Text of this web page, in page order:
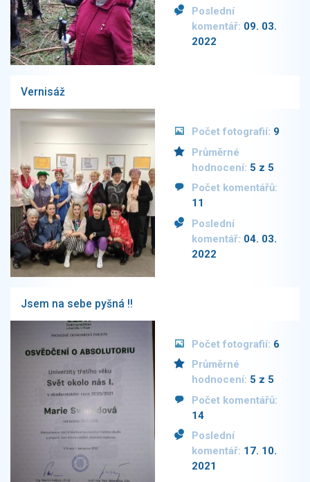
Poslední
komentář: 09. 03.
2022
Vernisáž
Počet fotografií: 9
Průměrné
hodnocení: 5 z 5
Počet komentářů:
11
Poslední
komentář: 04. 03.
2022
Jsem na sebe pyšná !!
Počet fotografií: 6
Průměrné
hodnocení: 5 z 5
Počet komentářů:
14
Poslední
komentář: 17. 10.
2021